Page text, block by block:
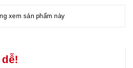
xem sản phẩm này